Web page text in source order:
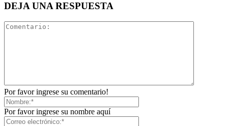
DEJA UNA RESPUESTA
Por favor ingrese su comentario!
Por favor ingrese su nombre aquí